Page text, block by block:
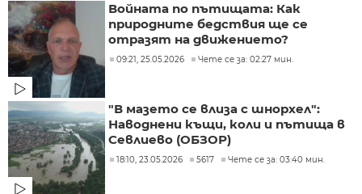
Войната по пътищата: Как
природните бедствия ще се
отразят на движението?
09:21, 25.05.2026 Чете се за: 02:27 мин.
"В мазето се влиза с шнорхел":
Наводнени къщи, коли и пътища в
Севлиево (ОБЗОР)
18:10, 23.05.2026 5617 Чете се за: 03:40 мин.